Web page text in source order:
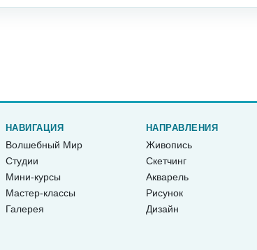
НАВИГАЦИЯ
Волшебный Мир
Студии
Мини-курсы
Мастер-классы
Галерея
НАПРАВЛЕНИЯ
Живопись
Скетчинг
Акварель
Рисунок
Дизайн